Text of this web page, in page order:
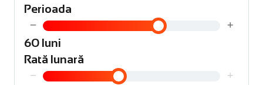
Perioada
− +
60 luni
Rată lunară
− +